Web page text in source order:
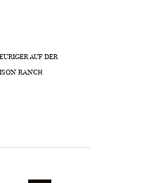
AUF DER
RANCH